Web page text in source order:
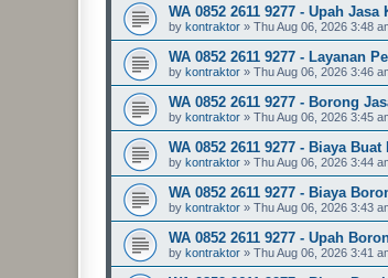
WA 0852 2611 9277 - Upah
by kontraktor » Thu Aug 06, 2026 3:48
WA 0852 2611 9277 - Layanan
by kontraktor » Thu Aug 06, 2026 3:46
WA 0852 2611 9277 - Borong
by kontraktor » Thu Aug 06, 2026 3:45
WA 0852 2611 9277 - Biaya
by kontraktor » Thu Aug 06, 2026 3:44
WA 0852 2611 9277 - Biaya
by kontraktor » Thu Aug 06, 2026 3:43
WA 0852 2611 9277 - Upah
by kontraktor » Thu Aug 06, 2026 3:41